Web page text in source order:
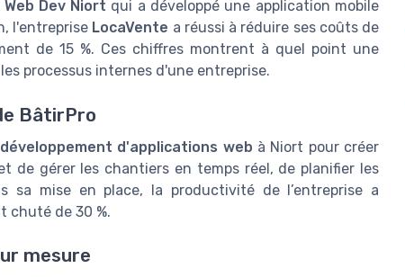
Web Dev Niort qui a développé une application mobile
l'entreprise LocaVente a réussi à réduire ses coûts de
de 15 %. Ces chiffres montrent à quel point une
processus internes d'une entreprise.
BâtirPro
d'applications web à Niort pour créer
de gérer les chantiers en temps réel, de planifier les
sa mise en place, la productivité de l’entreprise a
chuté de 30 %.
mesure